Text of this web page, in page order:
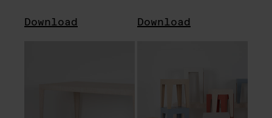
Download Download